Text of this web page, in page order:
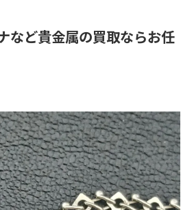
など貴金属の買取ならお任